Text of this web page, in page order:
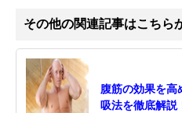
その他の関連記事はこちら
腹筋の効果を高
吸法を徹底解説